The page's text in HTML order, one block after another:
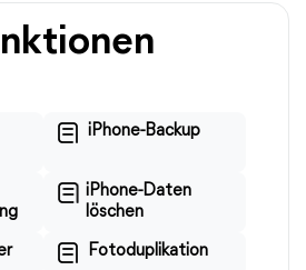
iPhone-Backup
iPhone-Daten
löschen
Fotoduplikation